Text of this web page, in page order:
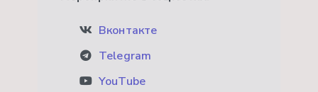
Вконтакте
Telegram
YouTube